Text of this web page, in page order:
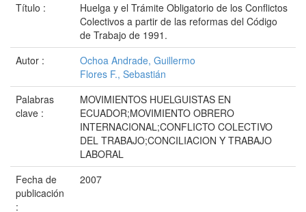
Título :
Huelga y el Trámite Obligatorio de los Conflictos
Colectivos a partir de las reformas del Código
de Trabajo de 1991.
Autor :
Ochoa Andrade, Guillermo
Flores F., Sebastián
Palabras
clave :
MOVIMIENTOS HUELGUISTAS EN
ECUADOR;MOVIMIENTO OBRERO
INTERNACIONAL;CONFLICTO COLECTIVO
DEL TRABAJO;CONCILIACION Y TRABAJO
LABORAL
Fecha de
publicación
:
2007